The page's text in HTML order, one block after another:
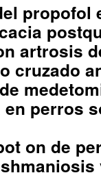
propofol
artrosis
cruzado
perros
on de